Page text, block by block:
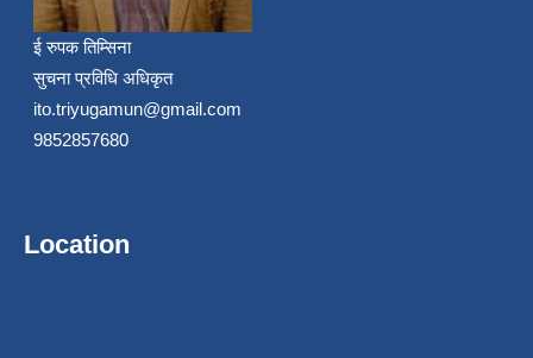
ई रुपक तिम्सिना
सुचना प्रविधि अधिकृत
ito.triyugamun@gmail.com
9852857680
Location